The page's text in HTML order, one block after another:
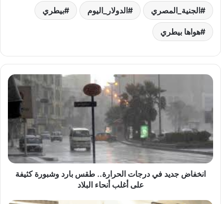
الجنية_المصري الدولار_اليوم بيطري
هواها بيطري
انخفاض
درجات
الحرارة..
طقس
بارد
وشبورة
كثيفة
علىانخفاض جديد في درجات الحرارة.. طقس بارد وشبورة كثيفة
على أغلب أنحاء البلاد